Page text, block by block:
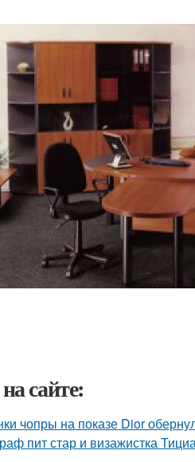
сайте:
чопры на показе Dior
пит стар и визажистка